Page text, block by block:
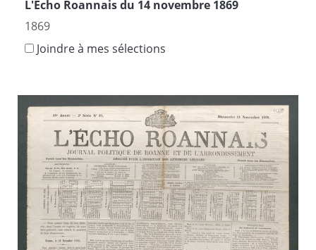
L'Écho Roannais du 14 novembre 1869
1869
Joindre à mes sélections